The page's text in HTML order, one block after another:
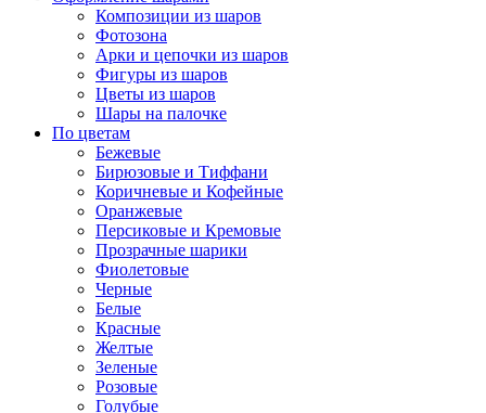
Композиции из шаров
Фотозона
Арки и цепочки из шаров
Фигуры из шаров
Цветы из шаров
Шары на палочке
По цветам
Бежевые
Бирюзовые и Тиффани
Коричневые и Кофейные
Оранжевые
Персиковые и Кремовые
Прозрачные шарики
Фиолетовые
Черные
Белые
Красные
Желтые
Зеленые
Розовые
Голубые